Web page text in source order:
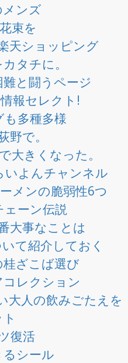
ンズ
束を
天ショッピング
タチに。
と闘うページ
報セレクト!
多種多様
野で。
大きくなった。
いよんチャンネル
メンの脆弱性6つ
ーン伝説
大事なことは
て紹介しておく
ざこば選び
レクション
大人の飲みごたえを
復活
シール